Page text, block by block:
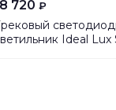
720 ₽
Ideal Lux